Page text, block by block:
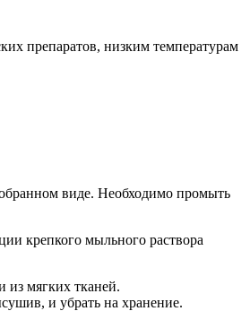
препаратов, низким температурам
виде. Необходимо промыть
крепкого мыльного раствора
из мягких тканей.
и убрать на хранение.